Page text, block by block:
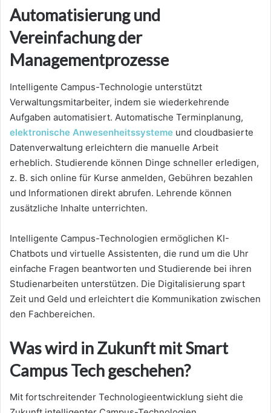
Automatisierung und
Vereinfachung der
Managementprozesse
Intelligente Campus-Technologie unterstützt
Verwaltungsmitarbeiter, indem sie wiederkehrende
Aufgaben automatisiert. Automatische Terminplanung,
elektronische Anwesenheitssysteme und cloudbasierte
Datenverwaltung erleichtern die manuelle Arbeit
erheblich. Studierende können Dinge schneller erledigen,
z. B. sich online für Kurse anmelden, Gebühren bezahlen
und Informationen direkt abrufen. Lehrende können
zusätzliche Inhalte unterrichten.
Intelligente Campus-Technologien ermöglichen KI-
Chatbots und virtuelle Assistenten, die rund um die Uhr
einfache Fragen beantworten und Studierende bei ihren
Studienarbeiten unterstützen. Die Digitalisierung spart
Zeit und Geld und erleichtert die Kommunikation zwischen
den Fachbereichen.
Was wird in Zukunft mit Smart
Campus Tech geschehen?
Mit fortschreitender Technologieentwicklung sieht die